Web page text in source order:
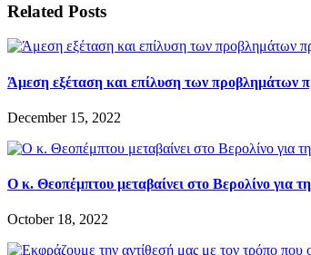
Related Posts
Άμεση εξέταση και επίλυση των προβλημάτων
December 15, 2022
Ο κ. Θεοπέμπτου μεταβαίνει στο Βερολίνο για
October 18, 2022